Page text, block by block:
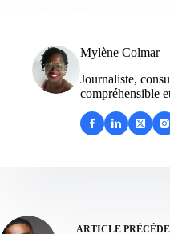
Mylène Colmar
Journaliste,
compréhensible
ARTICLE